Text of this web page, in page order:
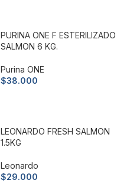
PURINA ONE F ESTERILIZADO
SALMON 6 KG.
Purina ONE
$38.000
LEONARDO FRESH SALMON
1.5KG
Leonardo
$29.000